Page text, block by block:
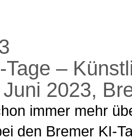
Tage –
2023,
immer mehr
den Bremer KI-